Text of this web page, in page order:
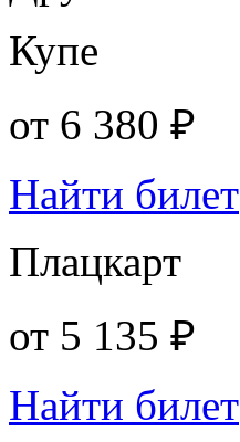
Купе
от 6 380 ₽
Найти билет
Плацкарт
от 5 135 ₽
Найти билет